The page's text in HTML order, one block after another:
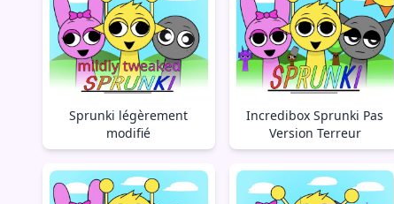
Sprunki légèrement
modifié
Incredibox Sprunki Pas
Version Terreur